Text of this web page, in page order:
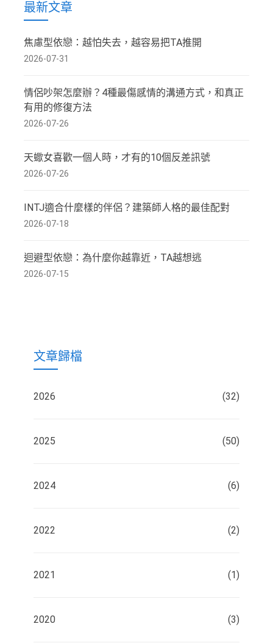
最新文章
焦慮型依戀：越怕失去，越容易把TA推開
2026-07-31
情侶吵架怎麼辦？4種最傷感情的溝通方式，和真正
有用的修復方法
2026-07-26
天蠍女喜歡一個人時，才有的10個反差訊號
2026-07-26
INTJ適合什麼樣的伴侶？建築師人格的最佳配對
2026-07-18
迴避型依戀：為什麼你越靠近，TA越想逃
2026-07-15
文章歸檔
2026 (32)
2025 (50)
2024 (6)
2022 (2)
2021 (1)
2020 (3)